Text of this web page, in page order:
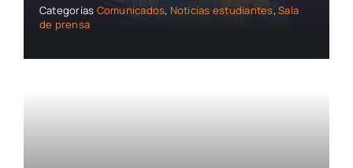
Categorías Comunicados, Noticias estudiantes,Sala
de prensa